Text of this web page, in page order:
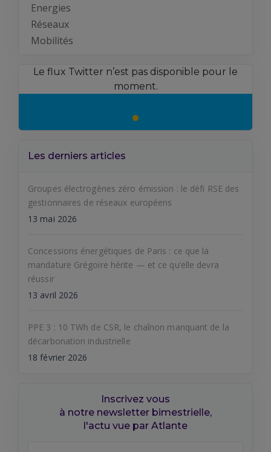
Energies
Réseaux
Mobilités
Le flux Twitter n’est pas disponible pour le
moment.
Les derniers articles
Groupes électrogènes zéro émission : le défi RSE des
gestionnaires de réseaux européens
13 mai 2026
Concessions énergétiques de Paris : ce que la
mandature Grégoire hérite — et ce qu’elle devra
réussir
13 avril 2026
PPE 3 : 10 TWh de CSR, le chaînon manquant de la
décarbonation industrielle
18 février 2026
Inscrivez vous
à notre newsletter bimestrielle,
l'actu vue par Atlante